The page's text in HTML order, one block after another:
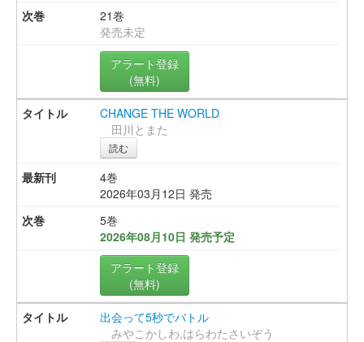
21巻
発売未定
アラート登録
(無料)
CHANGE THE WORLD
田川とまた
読む
4巻
2026年03月12日 発売
5巻
2026年08月10日 発売予定
アラート登録
(無料)
出会って5秒でバトル
みやこかしわ,はらわたさいぞう